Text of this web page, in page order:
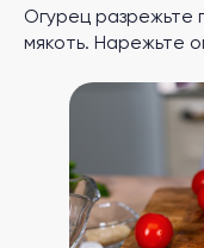
Огурец разрежьте
мякоть. Нарежьте